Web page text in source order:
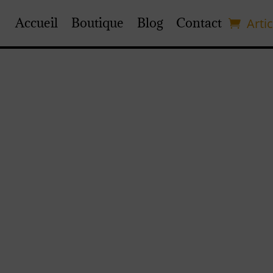
Accueil Boutique Blog Contact